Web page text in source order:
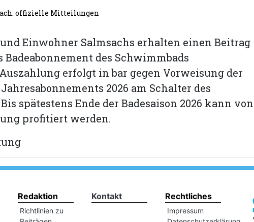
offizielle Mitteilungen
Einwohner Salmsachs erhalten einen Beitrag
Badeabonnement des Schwimmbads
erfolgt in bar gegen Vorweisung der
2026 am Schalter des
spätestens Ende der Badesaison 2026 kann von
profitiert werden.
Redaktion
Richtlinien zu
Kontakt Rechtliches
Impressum